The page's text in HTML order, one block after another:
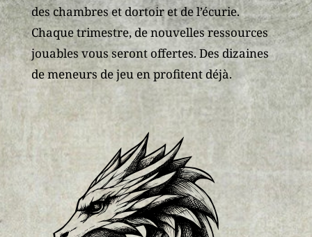
des chambres et dortoir et de l’écurie.
Chaque trimestre, de nouvelles ressources
jouables vous seront offertes. Des dizaines
de meneurs de jeu en profitent déjà.